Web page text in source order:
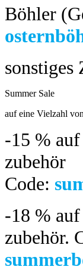
Böhler
sonstiges
Summer Sale
auf eine Vielzahl
-15 %
zubehör
Code:
-18 %
zubehör.